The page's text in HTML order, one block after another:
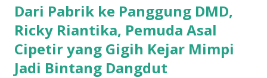
Dari Pabrik ke Panggung DMD,
Ricky Riantika, Pemuda Asal
Cipetir yang Gigih Kejar Mimpi
Jadi Bintang Dangdut